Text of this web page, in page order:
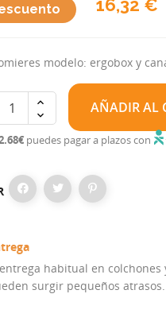
16,32 €
modelo: ergobox y
AÑADIR AL
puedes pagar a plazos con
habitual en
surgir pequeños